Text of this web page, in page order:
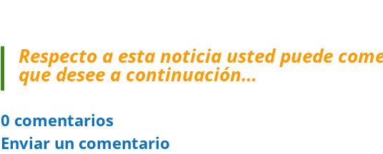
Respecto a esta noticia usted puede
que desee a continuación…
0 comentarios
Enviar un comentario